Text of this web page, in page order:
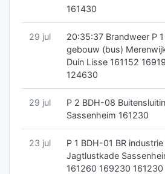
161430
29 jul
20:35:37 Brandweer P
gebouw (bus)
Duin Lisse 161152
124630
29 jul
P 2 BDH-08
Sassenheim 161230
23 jul
P 1 BDH-01 BR
Jagtlustkade
161260 169230 161230